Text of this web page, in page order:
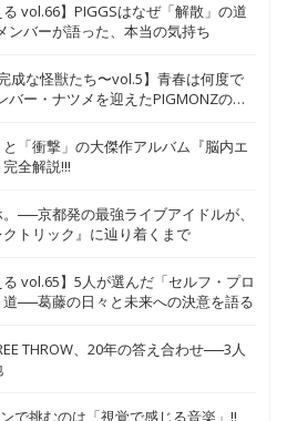
る vol.66】PIGGSはなぜ「解散」の道
ンバーが語った、本当の気持ち
成な怪獣たち〜vol.5】青春は何度で
バー・ナツメを迎えたPIGMONZの新
「衝撃」の大傑作アルバム『脳内エ
全解説!!!
──京都発の最強ライブアイドルが、
トリック』に辿り着くまで
る vol.65】5人が選んだ「セルフ・プロ
──葛藤の日々と未来への決意を語る
THROW、20年の答え合わせ──3人
で挑むのは「視覚で感じる音楽」!!